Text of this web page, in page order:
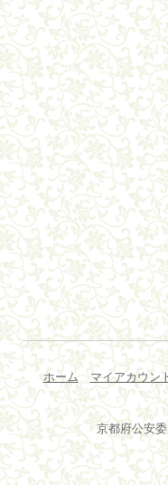
ホーム マイアカウン
京都府公安